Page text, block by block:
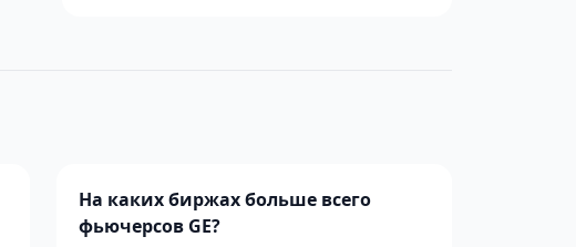
На каких биржах больше всего
фьючерсов GE?